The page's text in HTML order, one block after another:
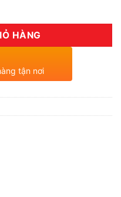
HÀNG
tận nơi